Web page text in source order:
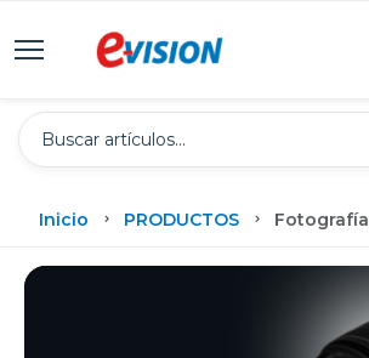
Inicio PRODUCTOS Fotografía